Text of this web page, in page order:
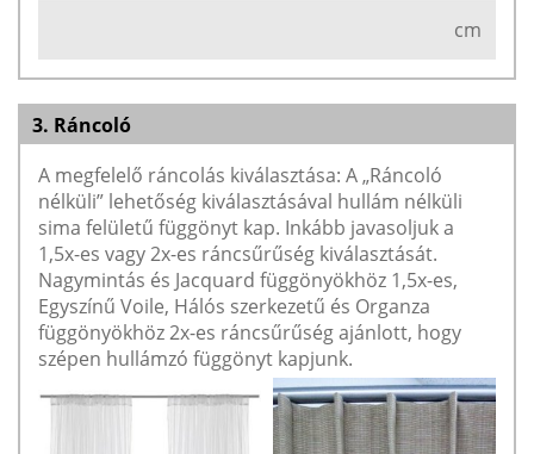
cm
3. Ráncoló
A megfelelő ráncolás kiválasztása: A „Ráncoló
nélküli” lehetőség kiválasztásával hullám nélküli
sima felületű függönyt kap. Inkább javasoljuk a
1,5x-es vagy 2x-es ráncsűrűség kiválasztását.
Nagymintás és Jacquard függönyökhöz 1,5x-es,
Egyszínű Voile, Hálós szerkezetű és Organza
függönyökhöz 2x-es ráncsűrűség ajánlott, hogy
szépen hullámzó függönyt kapjunk.